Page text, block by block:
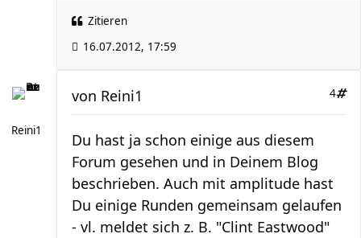
Zitieren
16.07.2012, 17:59
Reini1
4
von Reini1
Du hast ja schon einige aus diesem
Forum gesehen und in Deinem Blog
beschrieben. Auch mit amplitude hast
Du einige Runden gemeinsam gelaufen
- vl. meldet sich z. B. "Clint Eastwood"